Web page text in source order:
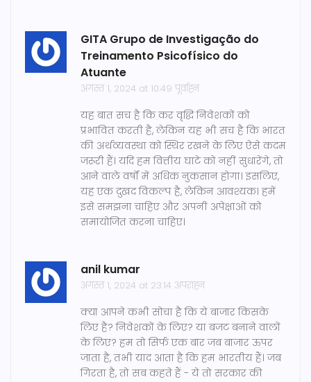
GITA Grupo de Investigação do
Treinamento Psicofísico do
Atuante
अगस्त 1, 2024 at 10:49 पूर्वाह्न
यह बात सच है कि कर वृद्धि निवेशकों को
प्रभावित करती है, लेकिन यह भी सच है कि भारत
की अर्थव्यवस्था को स्थिर रखने के लिए ऐसे कदम
जरूरी हैं। यदि हम वित्तीय घाटे को नहीं सुधारेंगे, तो
आने वाले वर्षों में अधिक नुकसान होगा। इसलिए,
यह एक दुखद विकल्प है, लेकिन आवश्यक। हमें
इसे समझना चाहिए और अपनी अपेक्षाओं को
समायोजित करना चाहिए।
anil kumar
अगस्त 1, 2024 at 23:14 अपराह्न
क्या आपने कभी सोचा है कि ये बाजार किसके
लिए है? निवेशकों के लिए? या बजट बनाने वालों
के लिए? हम तो सिर्फ एक बार जब बाजार ऊपर
जाता है, तभी याद आता है कि हम भारतीय हैं। जब
गिरता है, तो सब कहते हैं - ये तो सरकार की